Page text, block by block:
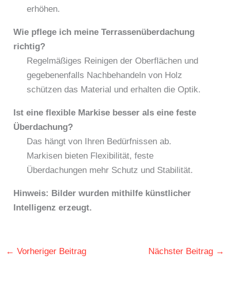
erhöhen.
Wie pflege ich meine Terrassenüberdachung
richtig?
Regelmäßiges Reinigen der Oberflächen und
gegebenenfalls Nachbehandeln von Holz
schützen das Material und erhalten die Optik.
Ist eine flexible Markise besser als eine feste
Überdachung?
Das hängt von Ihren Bedürfnissen ab.
Markisen bieten Flexibilität, feste
Überdachungen mehr Schutz und Stabilität.
Hinweis: Bilder wurden mithilfe künstlicher
Intelligenz erzeugt.
← Vorheriger Beitrag Nächster Beitrag →